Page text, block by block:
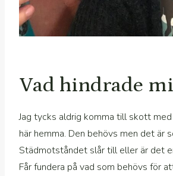
Vad hindrade
Jag tycks aldrig komma till skott
här hemma. Den behövs men det är
Städmotståndet slår till eller är det
Får fundera på vad som behövs för